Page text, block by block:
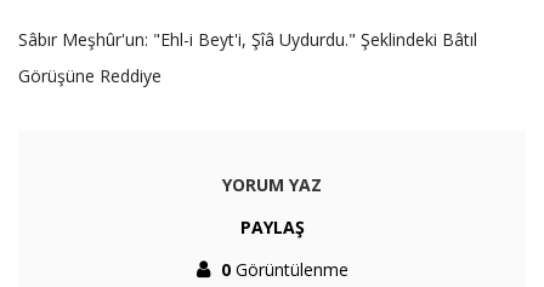
Sâbır Meşhûr'un: "Ehl-i Beyt'i, Şîâ Uydurdu." Şeklindeki Bâtıl
Görüşüne Reddiye
YORUM YAZ
PAYLAŞ
0Görüntülenme